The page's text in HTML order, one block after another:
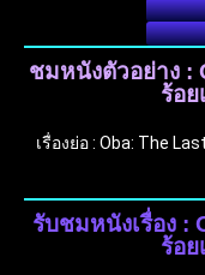
ชมหนังตัวอย่าง :
ร้อ
เรื่องย่อ : Oba: The
รับชมหนังเรื่อง :
ร้อ